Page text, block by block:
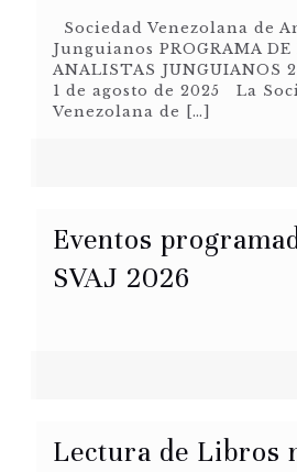
Sociedad Venezolana de
Junguianos PROGRAMA
ANALISTAS
1 de agosto de 2025 La
Venezolana de […]
Eventos
SVAJ 2026
Lectura de Libros